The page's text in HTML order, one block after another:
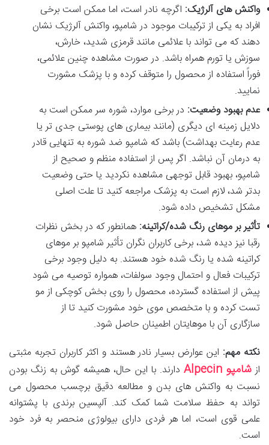
واکنش های آلرژیک: اگرچه نادر است، اما ممکن است برخی
افراد به یکی از ترکیبات موجود در شامپو، واکنش آلرژیک نشان
دهند که می تواند با علائمی مانند قرمزی شدید، خارش،
سوزش یا تورم همراه باشد. در صورت مشاهده چنین علائمی،
فوراً استفاده از محصول را متوقف کرده و با پزشک مشورت
نمایید.
عدم بهبود وضعیت: در برخی موارد، شوره سر ممکن است به
دلایل زمینه ای دیگری (مانند بیماری های پوستی جدی تر یا
عدم رعایت بهداشت) باشد که شامپو ضد شوره به تنهایی قادر
به درمان آن نباشد. اگر پس از استفاده منظم و صحیح از
شامپو، بهبود قابل توجهی مشاهده نکردید یا حتی وضعیت
بدتر شد، لازم است به پزشک مراجعه کنید تا علت اصلی
مشکل تشخیص داده شود.
تأثیر بر موهای رنگ شده/کراتینه: همانطور که در بخش نظرات
رقبا نیز دیده شد، برخی کاربران نگران تأثیر شامپو بر موهای
کراتینه شده یا رنگ شده خود هستند. به دلیل وجود برخی
ترکیبات فعال و احتمال وجود سولفات، همواره توصیه می شود
پیش از استفاده گسترده، محصول را روی بخش کوچکی از مو
تست کرده و با متخصص موی خود مشورت کنید تا از
سازگاری آن با موهایتان اطمینان حاصل شود.
نکته مهم: این عوارض بسیار نادر هستند و اکثر کاربران تجربه مثبتی
ازشامپو Alpecin
دارند. با این حال، همیشه گوش به زنگ بودن
نسبت به واکنش های بدن و مطالعه دقیق برچسب محصول می
تواند به حفظ سلامت شما کمک کند. آلپسین برندی با پشتوانه
علمی قوی است، اما هر فردی دارای بیولوژی منحصر به فرد خود
است.